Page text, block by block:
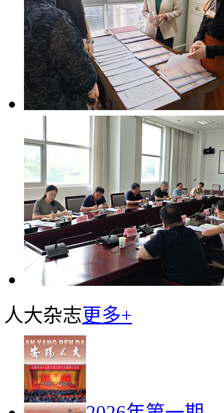
人大杂志更多+